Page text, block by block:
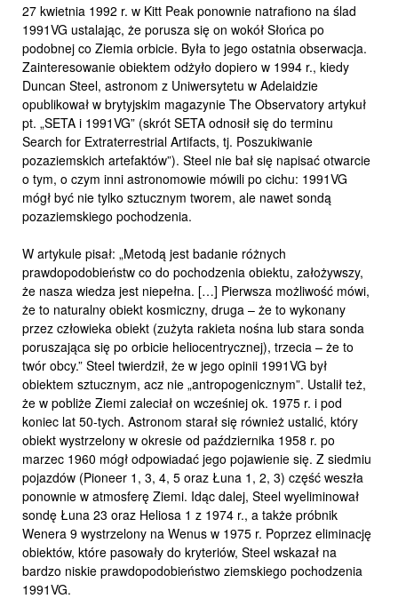
27 kwietnia 1992 r. w Kitt Peak ponownie natrafiono na ślad
1991VG ustalając, że porusza się on wokół Słońca po
podobnej co Ziemia orbicie. Była to jego ostatnia obserwacja.
Zainteresowanie obiektem odżyło dopiero w 1994 r., kiedy
Duncan Steel, astronom z Uniwersytetu w Adelaidzie
opublikował w brytyjskim magazynie The Observatory artykuł
pt. „SETA i 1991VG” (skrót SETA odnosił się do terminu
Search for Extraterrestrial Artifacts, tj. Poszukiwanie
pozaziemskich artefaktów”). Steel nie bał się napisać otwarcie
o tym, o czym inni astronomowie mówili po cichu: 1991VG
mógł być nie tylko sztucznym tworem, ale nawet sondą
pozaziemskiego pochodzenia.
W artykule pisał: „Metodą jest badanie różnych
prawdopodobieństw co do pochodzenia obiektu, założywszy,
że nasza wiedza jest niepełna. […] Pierwsza możliwość mówi,
że to naturalny obiekt kosmiczny, druga – że to wykonany
przez człowieka obiekt (zużyta rakieta nośna lub stara sonda
poruszająca się po orbicie heliocentrycznej), trzecia – że to
twór obcy.” Steel twierdził, że w jego opinii 1991VG był
obiektem sztucznym, acz nie „antropogenicznym”. Ustalił też,
że w pobliże Ziemi zaleciał on wcześniej ok. 1975 r. i pod
koniec lat 50-tych. Astronom starał się również ustalić, który
obiekt wystrzelony w okresie od października 1958 r. po
marzec 1960 mógł odpowiadać jego pojawienie się. Z siedmiu
pojazdów (Pioneer 1, 3, 4, 5 oraz Łuna 1, 2, 3) część weszła
ponownie w atmosferę Ziemi. Idąc dalej, Steel wyeliminował
sondę Łuna 23 oraz Heliosa 1 z 1974 r., a także próbnik
Wenera 9 wystrzelony na Wenus w 1975 r. Poprzez eliminację
obiektów, które pasowały do kryteriów, Steel wskazał na
bardzo niskie prawdopodobieństwo ziemskiego pochodzenia
1991VG.